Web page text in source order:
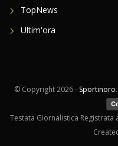
TopNews
Ultim'ora
© Copyright2026 - Sportinoro
Testata Giornalistica Registrata